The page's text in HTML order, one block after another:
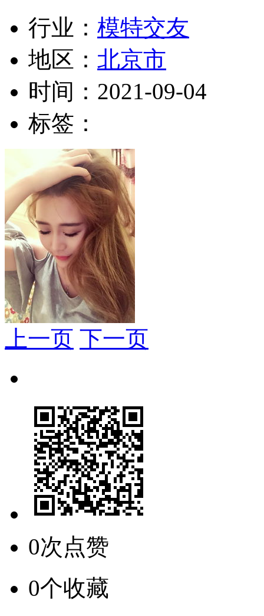
行业： 模特交友
地区： 北京市
时间： 2021-09-04
标签：
上一页 下一页
0次点赞
0个收藏